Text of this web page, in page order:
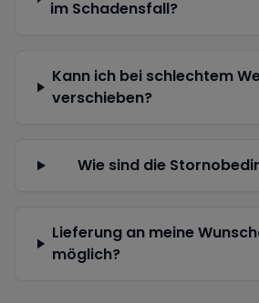
im Schadensfall?
Kann ich bei schlechtem
verschieben?
Wie sind die
Lieferung an meine
möglich?